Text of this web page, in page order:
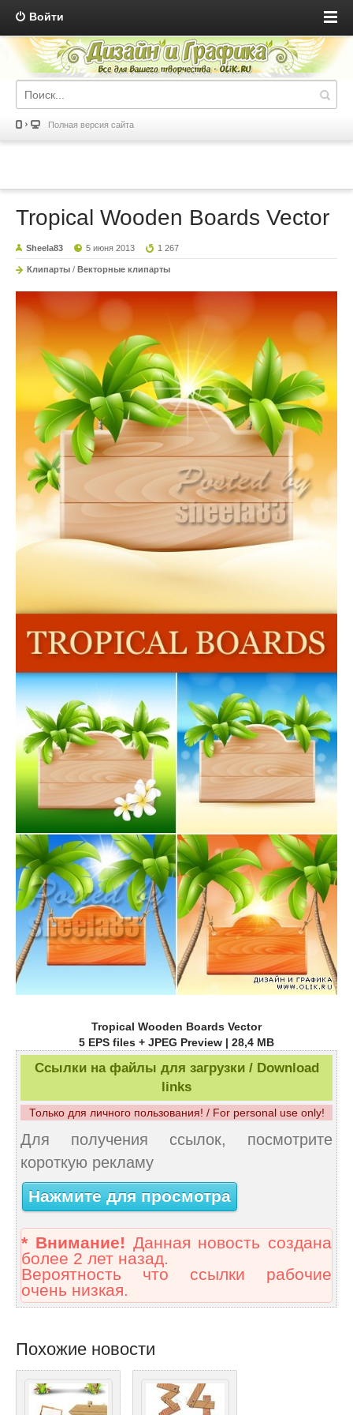
Войти
Полная версия сайта
Tropical Wooden Boards Vector
Sheela83 5 июня 2013 1 267
Клипарты / Векторные клипарты
Tropical Wooden Boards Vector
5 EPS files + JPEG Preview | 28,4 MB
Ссылки на файлы для загрузки / Download
links
Только для личного пользования! / For personal use only!
Для получения ссылок, посмотрите
короткую рекламу
Нажмите для просмотра
* Внимание! Данная новость создана
более 2 лет назад.
Вероятность что ссылки рабочие
очень низкая.
Похожие новости